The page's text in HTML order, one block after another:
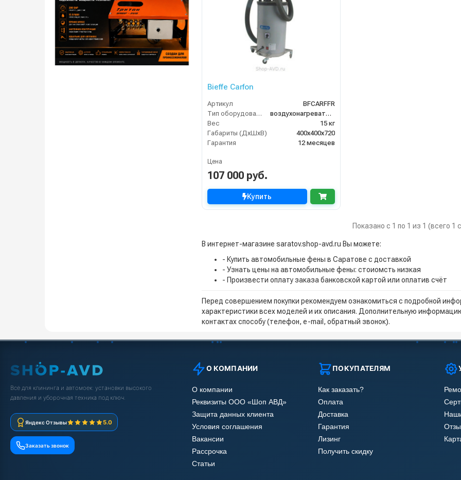
Bieffe Carfon
Артикул
BFCARFFR
Тип оборудования
воздухонагреватель
Вес
15 кг
Габариты (ДхШхВ)
400х400х720
Гарантия
12 месяцев
Цена
107 000 руб.
Купить
Показано с 1 по 1 из 1 (всего 1
В интернет-магазине saratov.shop-avd.ru Вы можете:
- Купить автомобильные фены в Саратове с доставкой
- Узнать цены на автомобильные фены: стоиомсть низкая
- Произвести оплату заказа банковской картой или оплатив счёт
Перед совершением покупки рекомендуем ознакомиться с подробной
характеристики всех моделей и их описания. Дополнительную
контактах способу (телефон, e-mail, обратный звонок).
Всё для клининга и автомоек: установки высокого
давления и уборочная техника под ключ.
Яндекс Отзывы 5.0
Заказать звонок
О КОМПАНИИ
О компании
Реквизиты ООО «Шоп АВД»
Защита данных клиента
Условия соглашения
Вакансии
Рассрочка
Статьи
ПОКУПАТЕЛЯМ
Как заказать?
Оплата
Доставка
Гарантия
Лизинг
Получить скидку